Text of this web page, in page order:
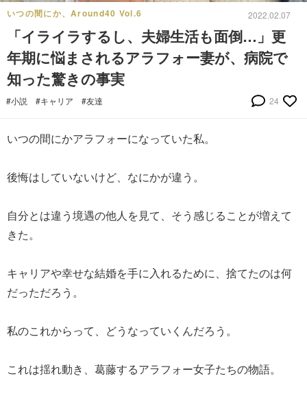
いつの間にか、Around40 Vol.6 2022.02.07
「イライラするし、夫婦生活も面倒…」更
年期に悩まされるアラフォー妻が、病院で
知った驚きの事実
#小説 #キャリア #友達 24
いつの間にかアラフォーになっていた私。
後悔はしていないけど、なにかが違う。
自分とは違う境遇の他人を見て、そう感じることが増えて
きた。
キャリアや幸せな結婚を手に入れるために、捨てたのは何
だっただろう。
私のこれからって、どうなっていくんだろう。
これは揺れ動き、葛藤するアラフォー女子たちの物語。